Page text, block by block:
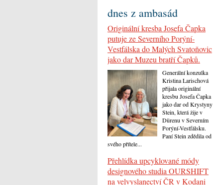
dnes z ambasád
Originální kresba Josefa Čapka
putuje ze Severního Porýní-
Vestfálska do Malých Svatoňovic
jako dar Muzeu bratří Čapků.
Generální konzulka
Kristina Larischová
přijala originální
kresbu Josefa Čapka
jako dar od Krystyny
Stein, která žije v
Dürenu v Severním
Porýní-Vestfálsku.
Paní Stein zdědila od
svého přítele...
Přehlídka upcyklované módy
designového studia OURSHIFT
na velvyslanectví ČR v Kodani